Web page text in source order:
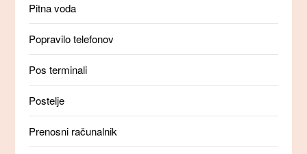
Pitna voda
Popravilo telefonov
Pos terminali
Postelje
Prenosni računalnik